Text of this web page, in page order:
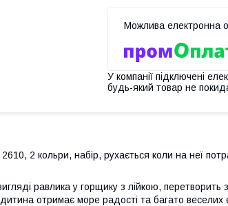
У компанії підключені
будь-який товар не
2610, 2 кольри, набір, рухається коли на неї
равлика у горщику з лійкою,
отримає море радості та багато веселих